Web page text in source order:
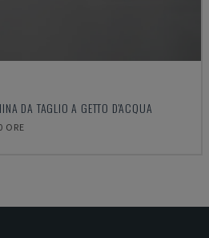
DA TAGLIO A GETTO D'ACQUA
ORE